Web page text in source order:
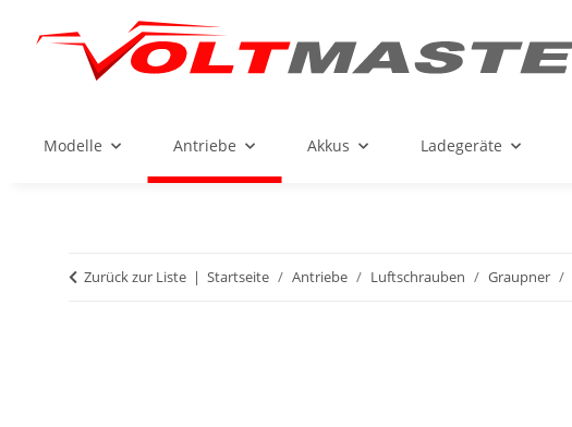
Modelle Antriebe Akkus Ladegeräte
Zurück zur Liste Startseite Antriebe Luftschrauben Graupner